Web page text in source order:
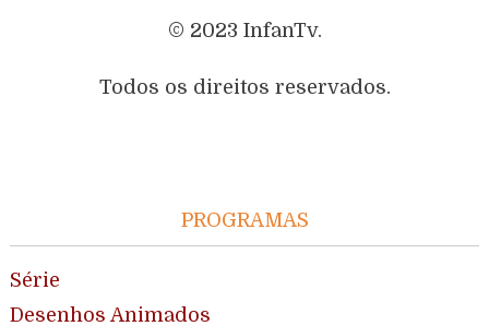
© 2023 InfanTv.
Todos os direitos reservados.
PROGRAMAS
Série
Desenhos Animados